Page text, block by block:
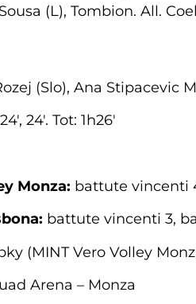
(L), Tombion. All.
(Slo), Ana Stipacevic
24′. Tot: 1h26′
Monza: battute vincenti
battute vincenti 3,
(MINT Vero Volley
Arena – Monza